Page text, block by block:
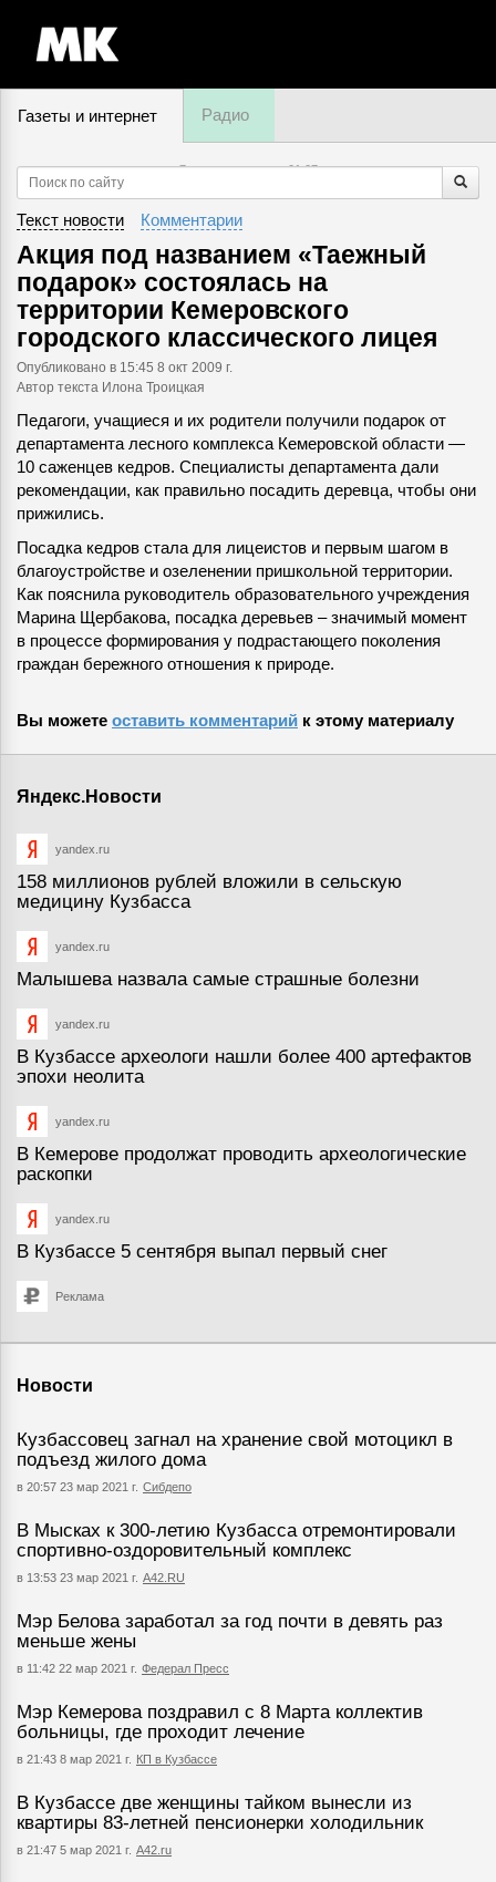
Газеты и интернет Радио
7 августа, четверг,01:07
Текст новости Комментарии
Акция под названием «Таежный
подарок» состоялась на
территории Кемеровского
городского классического лицея
Опубликовано в 15:45 8 окт 2009 г.
Автор текста Илона Троицкая
Педагоги, учащиеся и их родители получили подарок от
департамента лесного комплекса Кемеровской области —
10 саженцев кедров. Специалисты департамента дали
рекомендации, как правильно посадить деревца, чтобы они
прижились.
Посадка кедров стала для лицеистов и первым шагом в
благоустройстве и озеленении пришкольной территории.
Как пояснила руководитель образовательного учреждения
Марина Щербакова, посадка деревьев – значимый момент
в процессе формирования у подрастающего поколения
граждан бережного отношения к природе.
Вы можете оставить комментарий к этому материалу
Яндекс.Новости
yandex.ru
158 миллионов рублей вложили в сельскую
медицину Кузбасса
yandex.ru
Малышева назвала самые страшные болезни
yandex.ru
В Кузбассе археологи нашли более 400 артефактов
эпохи неолита
yandex.ru
В Кемерове продолжат проводить археологические
раскопки
yandex.ru
В Кузбассе 5 сентября выпал первый снег
Реклама
Новости
Кузбассовец загнал на хранение свой мотоцикл в
подъезд жилого дома
в 20:57 23 мар 2021 г. Сибдепо
В Мысках к 300-летию Кузбасса отремонтировали
спортивно-оздоровительный комплекс
в 13:53 23 мар 2021 г. А42.RU
Мэр Белова заработал за год почти в девять раз
меньше жены
в 11:42 22 мар 2021 г. Федерал Пресс
Мэр Кемерова поздравил с 8 Марта коллектив
больницы, где проходит лечение
в 21:43 8 мар 2021 г. КП в Кузбассе
В Кузбассе две женщины тайком вынесли из
квартиры 83-летней пенсионерки холодильник
в 21:47 5 мар 2021 г. А42.ru